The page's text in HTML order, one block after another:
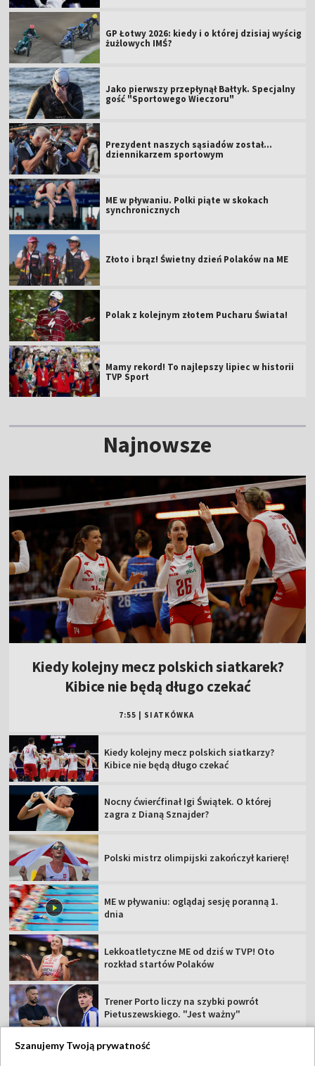
GP Łotwy 2026: kiedy i o której dzisiaj wyścig
żużlowych IMŚ?
Jako pierwszy przepłynął Bałtyk. Specjalny
gość "Sportowego Wieczoru"
Prezydent naszych sąsiadów został...
dziennikarzem sportowym
ME w pływaniu. Polki piąte w skokach
synchronicznych
Złoto i brąz! Świetny dzień Polaków na ME
Polak z kolejnym złotem Pucharu Świata!
Mamy rekord! To najlepszy lipiec w historii
TVP Sport
Najnowsze
Kiedy kolejny mecz polskich siatkarek?
Kibice nie będą długo czekać
7:55 | SIATKÓWKA
Kiedy kolejny mecz polskich siatkarzy?
Kibice nie będą długo czekać
Nocny ćwierćfinał Igi Świątek. O której
zagra z Dianą Sznajder?
Polski mistrz olimpijski zakończył karierę!
ME w pływaniu: oglądaj sesję poranną 1.
dnia
Lekkoatletyczne ME od dziś w TVP! Oto
rozkład startów Polaków
Trener Porto liczy na szybki powrót
Pietuszewskiego. "Jest ważny"
Szanujemy Twoją prywatność